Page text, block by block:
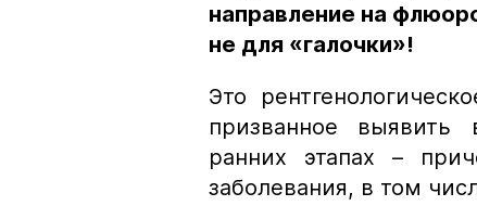
направление на
не для «галочки»!
Это
призванное выявить
ранних этапах –
заболевания, в том